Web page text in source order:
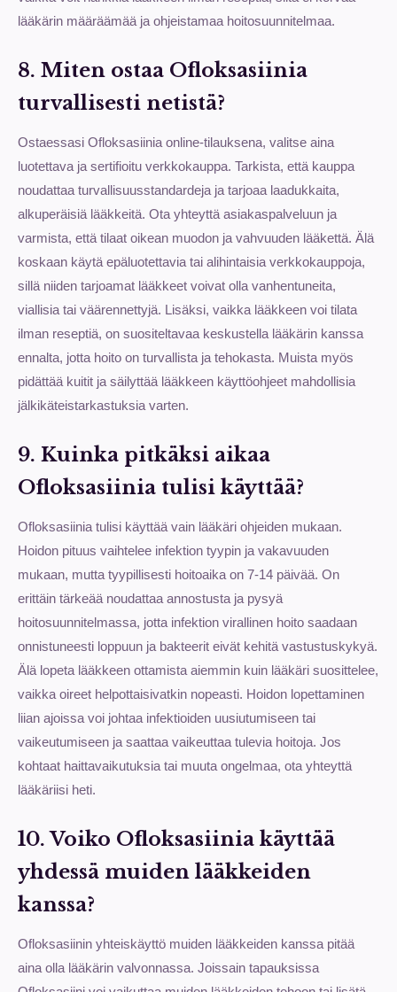
lääkärin määräämää ja ohjeistamaa hoitosuunnitelmaa.
8. Miten ostaa Ofloksasiinia
turvallisesti netistä?
Ostaessasi Ofloksasiinia online-tilauksena, valitse aina
luotettava ja sertifioitu verkkokauppa. Tarkista, että kauppa
noudattaa turvallisuusstandardeja ja tarjoaa laadukkaita,
alkuperäisiä lääkkeitä. Ota yhteyttä asiakaspalveluun ja
varmista, että tilaat oikean muodon ja vahvuuden lääkettä. Älä
koskaan käytä epäluotettavia tai alihintaisia verkkokauppoja,
sillä niiden tarjoamat lääkkeet voivat olla vanhentuneita,
viallisia tai väärennettyjä. Lisäksi, vaikka lääkkeen voi tilata
ilman reseptiä, on suositeltavaa keskustella lääkärin kanssa
ennalta, jotta hoito on turvallista ja tehokasta. Muista myös
pidättää kuitit ja säilyttää lääkkeen käyttöohjeet mahdollisia
jälkikäteistarkastuksia varten.
9. Kuinka pitkäksi aikaa
Ofloksasiinia tulisi käyttää?
Ofloksasiinia tulisi käyttää vain lääkäri ohjeiden mukaan.
Hoidon pituus vaihtelee infektion tyypin ja vakavuuden
mukaan, mutta tyypillisesti hoitoaika on 7-14 päivää. On
erittäin tärkeää noudattaa annostusta ja pysyä
hoitosuunnitelmassa, jotta infektion virallinen hoito saadaan
onnistuneesti loppuun ja bakteerit eivät kehitä vastustuskykyä.
Älä lopeta lääkkeen ottamista aiemmin kuin lääkäri suosittelee,
vaikka oireet helpottaisivatkin nopeasti. Hoidon lopettaminen
liian ajoissa voi johtaa infektioiden uusiutumiseen tai
vaikeutumiseen ja saattaa vaikeuttaa tulevia hoitoja. Jos
kohtaat haittavaikutuksia tai muuta ongelmaa, ota yhteyttä
lääkäriisi heti.
10. Voiko Ofloksasiinia käyttää
yhdessä muiden lääkkeiden
kanssa?
Ofloksasiinin yhteiskäyttö muiden lääkkeiden kanssa pitää
aina olla lääkärin valvonnassa. Joissain tapauksissa